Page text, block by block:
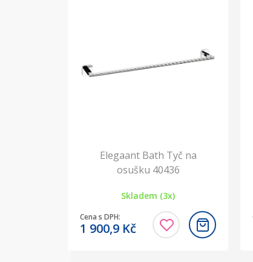
Elegaant Bath Tyč na
osušku 40436
Skladem (3x)
Cena s DPH:
1 900,9 Kč